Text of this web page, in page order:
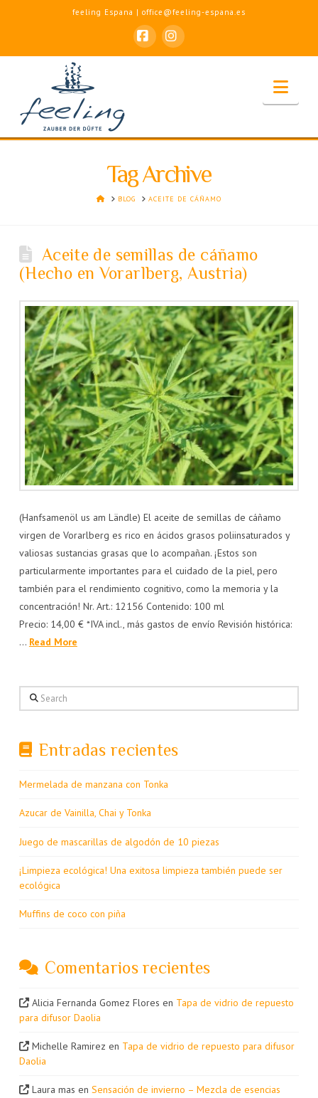
feeling Espana | office@feeling-espana.es
FacebookInstagram
Tag Archive
HOMEBLOG ACEITE DE CÁÑAMO
Aceite de semillas de cáñamo
(Hecho en Vorarlberg, Austria)
(Hanfsamenöl us am Ländle) El aceite de semillas de cáñamo
virgen de Vorarlberg es rico en ácidos grasos poliinsaturados y
valiosas sustancias grasas que lo acompañan. ¡Estos son
particularmente importantes para el cuidado de la piel, pero
también para el rendimiento cognitivo, como la memoria y la
concentración! Nr. Art.: 12156 Contenido: 100 ml
Precio: 14,00 € *IVA incl., más gastos de envío Revisión histórica:
… Read More
Search
Entradas recientes
Mermelada de manzana con Tonka
Azucar de Vainilla, Chai y Tonka
Juego de mascarillas de algodón de 10 piezas
¡Limpieza ecológica! Una exitosa limpieza también puede ser
ecológica
Muffins de coco con piña
Comentarios recientes
Alicia Fernanda Gomez Flores en Tapa de vidrio de repuesto
para difusor Daolia
Michelle Ramirez en Tapa de vidrio de repuesto para difusor
Daolia
Laura mas enSensación de invierno – Mezcla de esencias